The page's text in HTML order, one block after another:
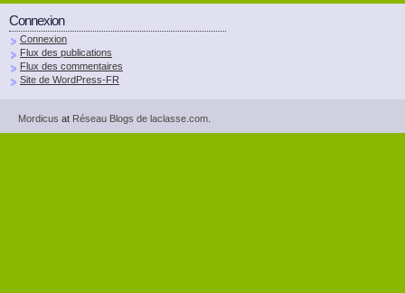
Connexion
Connexion
Flux des publications
Flux des commentaires
Site de WordPress-FR
Mordicus at Réseau Blogs de laclasse.com